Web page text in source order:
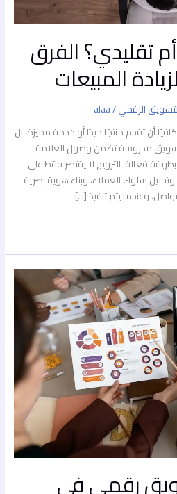
تقليدي؟ الفرق
المبيعات
الرقمي/
alaa
أن تقدم منتجًا جيدًا أو خدمة مميزة، بل
مدروسة تضمن وصول العلامة
فعالة. الترويج لا يقتصر فقط على
سلوك العملاء، وبناء هوية بصرية
وعندما يتم تنفيذ […]
رقمي في